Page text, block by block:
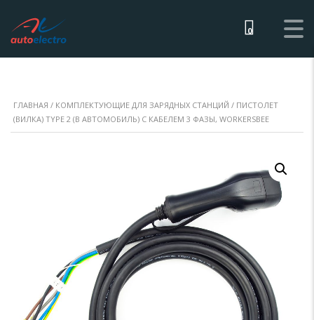
0
ГЛАВНАЯ / КОМПЛЕКТУЮЩИЕ ДЛЯ ЗАРЯДНЫХ СТАНЦИЙ / ПИСТОЛЕТ
(ВИЛКА) TYPE 2 (В АВТОМОБИЛЬ) С КАБЕЛЕМ 3 ФАЗЫ, WORKERSBEE